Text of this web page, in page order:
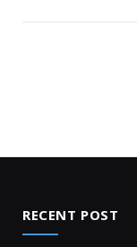
RECENT POST